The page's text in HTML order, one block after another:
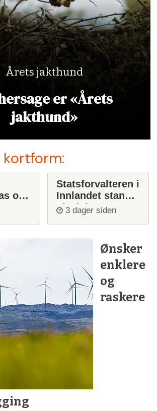
Årets jakthund
er «Årets
jakthund»
opp
Statsforvalteren i
Innlandet stanser
ulvejakt
3 dager siden
Ønsker
enklere
og
raskere